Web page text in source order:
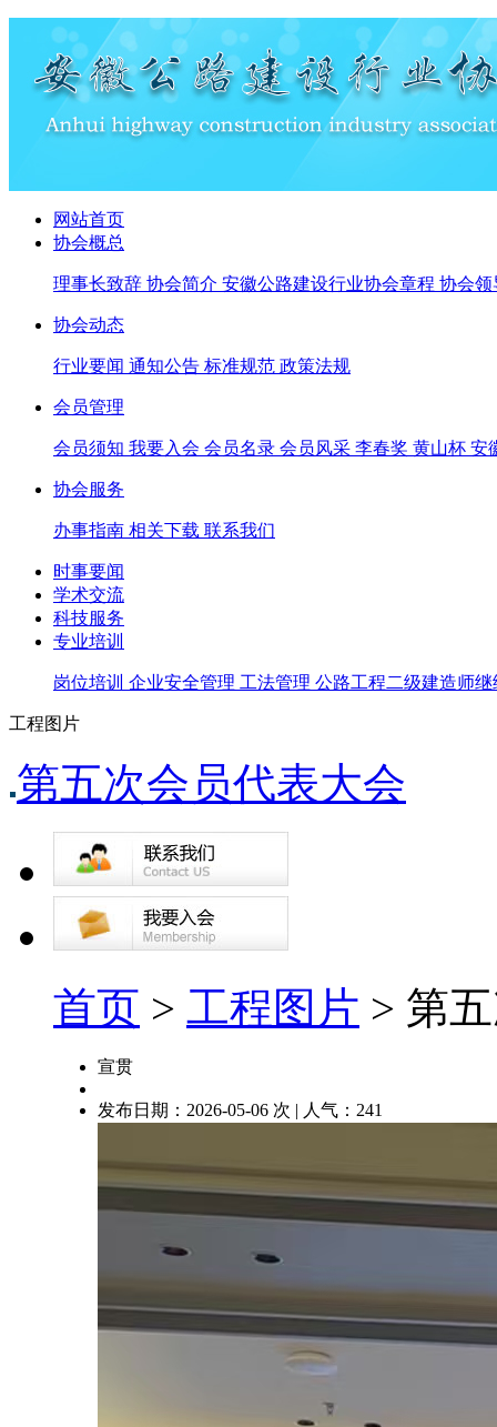
网站首页
协会概总
理事长致辞 协会简介 安徽公路建设行业协会章程 协会
协会动态
行业要闻 通知公告 标准规范 政策法规
会员管理
会员须知 我要入会 会员名录 会员风采 李春奖 黄山杯 安
协会服务
办事指南 相关下载 联系我们
时事要闻
学术交流
科技服务
专业培训
岗位培训 企业安全管理 工法管理 公路工程二级建造师继
工程图片
第五次会员代表大会
首页 > 工程图片 > 第
宣贯
发布日期：2026-05-06 次 | 人气： 241